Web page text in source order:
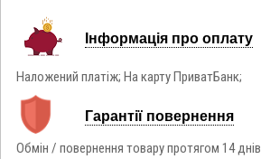
Інформація про оплату
Наложений платіж; На карту ПриватБанк;
Гарантії повернення
Обмін / повернення товару протягом 14 днів